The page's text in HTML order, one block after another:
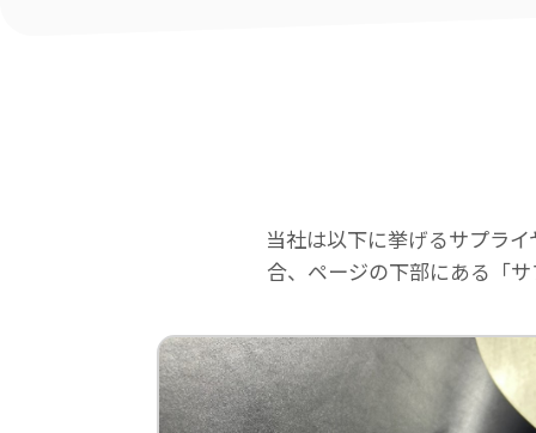
当社は以下に挙げるサプラ
合、ページの下部にある「